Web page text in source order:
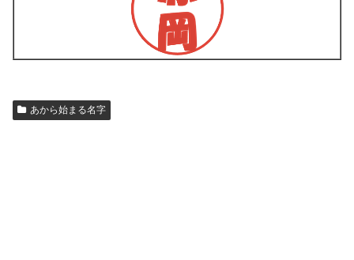
あから始まる名字